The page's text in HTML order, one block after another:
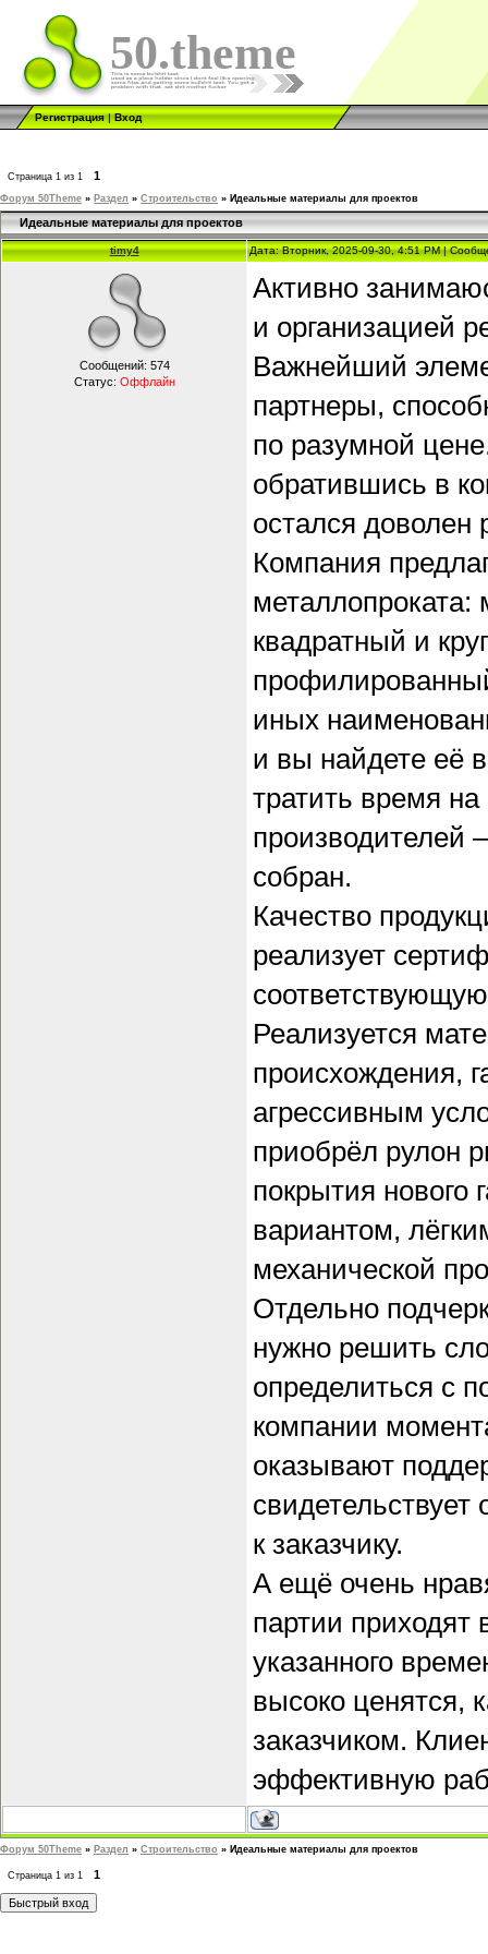
50.theme
Регистрация|Вход
Страница 1 из 1 1
Форум 50Theme » Раздел » Строительство » Идеальные материалы для проектов
Идеальные материалы для проектов
timy4 Дата: Вторник, 2025-09-30, 4:51 PM |
Сообщений: 574
Статус: Оффлайн
Активно
и организацией
Важнейший
партнеры,
по разумной
обратившись в
остался доволен
Компания
квадратный и
иных
и вы найдете её
тратить время
производителей
собран.
Качество
реализует
Реализуется
происхождения,
агрессивным
приобрёл рулон
покрытия
вариантом,
механической
Отдельно
нужно решить
определиться с
компании
оказывают
к заказчику.
А ещё очень
партии приходят
указанного
высоко ценятся,
заказчиком.
эффективную
Форум 50Theme » Раздел » Строительство » Идеальные материалы для проектов
Страница 1 из 1 1